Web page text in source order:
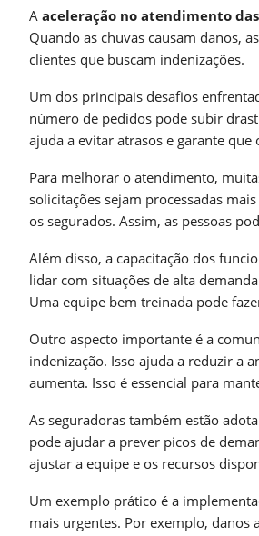
A aceleração no atendimento
Quando as chuvas causam danos,
clientes que buscam indenizações.
Um dos principais desafios
número de pedidos pode subir
ajuda a evitar atrasos e garante
Para melhorar o atendimento,
solicitações sejam processadas
os segurados. Assim, as pessoas
Além disso, a capacitação dos
lidar com situações de alta
Uma equipe bem treinada pode
Outro aspecto importante é a
indenização. Isso ajuda a reduzir a
aumenta. Isso é essencial para
As seguradoras também estão
pode ajudar a prever picos de
ajustar a equipe e os recursos
Um exemplo prático é a
mais urgentes. Por exemplo, danos